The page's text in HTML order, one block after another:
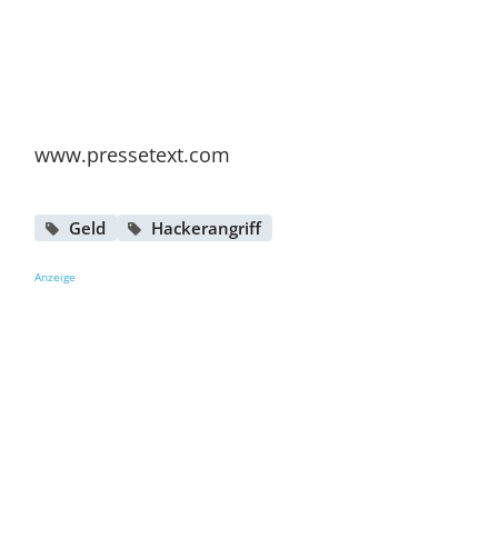
www.pressetext.com
Geld Hackerangriff
Anzeige